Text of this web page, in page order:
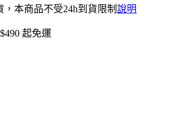
，本商品不受24h到貨限制 說明
起免運